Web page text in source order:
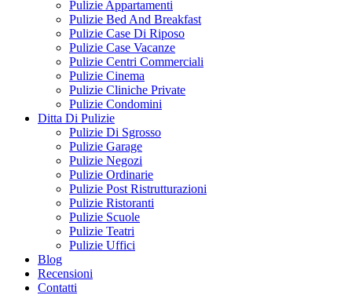
Pulizie Appartamenti
Pulizie Bed And Breakfast
Pulizie Case Di Riposo
Pulizie Case Vacanze
Pulizie Centri Commerciali
Pulizie Cinema
Pulizie Cliniche Private
Pulizie Condomini
Ditta Di Pulizie
Pulizie Di Sgrosso
Pulizie Garage
Pulizie Negozi
Pulizie Ordinarie
Pulizie Post Ristrutturazioni
Pulizie Ristoranti
Pulizie Scuole
Pulizie Teatri
Pulizie Uffici
Blog
Recensioni
Contatti